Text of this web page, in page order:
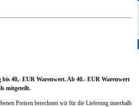
40,- EUR Warenwert. Ab 40.- EUR Warenwert
mitgeteilt.
Preisen berechnen wir für die Lieferung innerhalb